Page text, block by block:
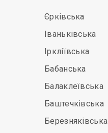
Єрківська
Іваньківська
Іркліївська
Бабанська
Балаклеївська
Баштечківська
Березняківська